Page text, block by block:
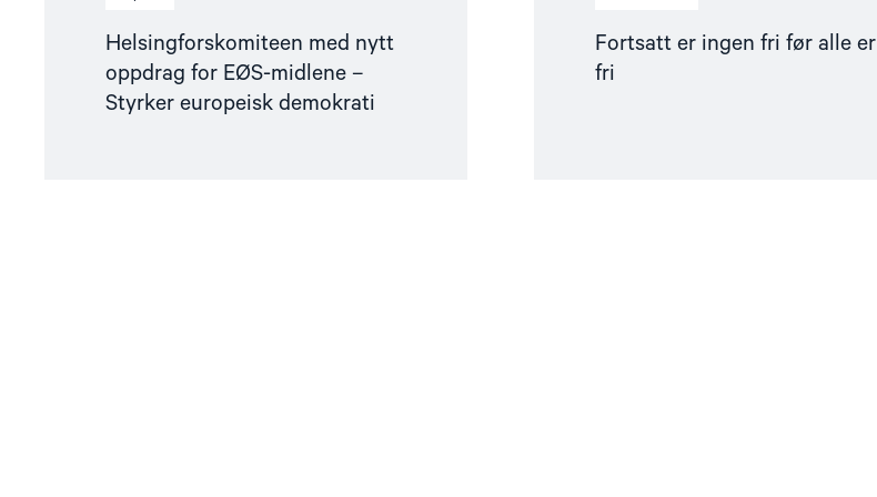
Helsingforskomiteen med nytt
oppdrag for EØS-midlene –
Styrker europeisk demokrati
Fortsatt er ingen fri før alle er
fri